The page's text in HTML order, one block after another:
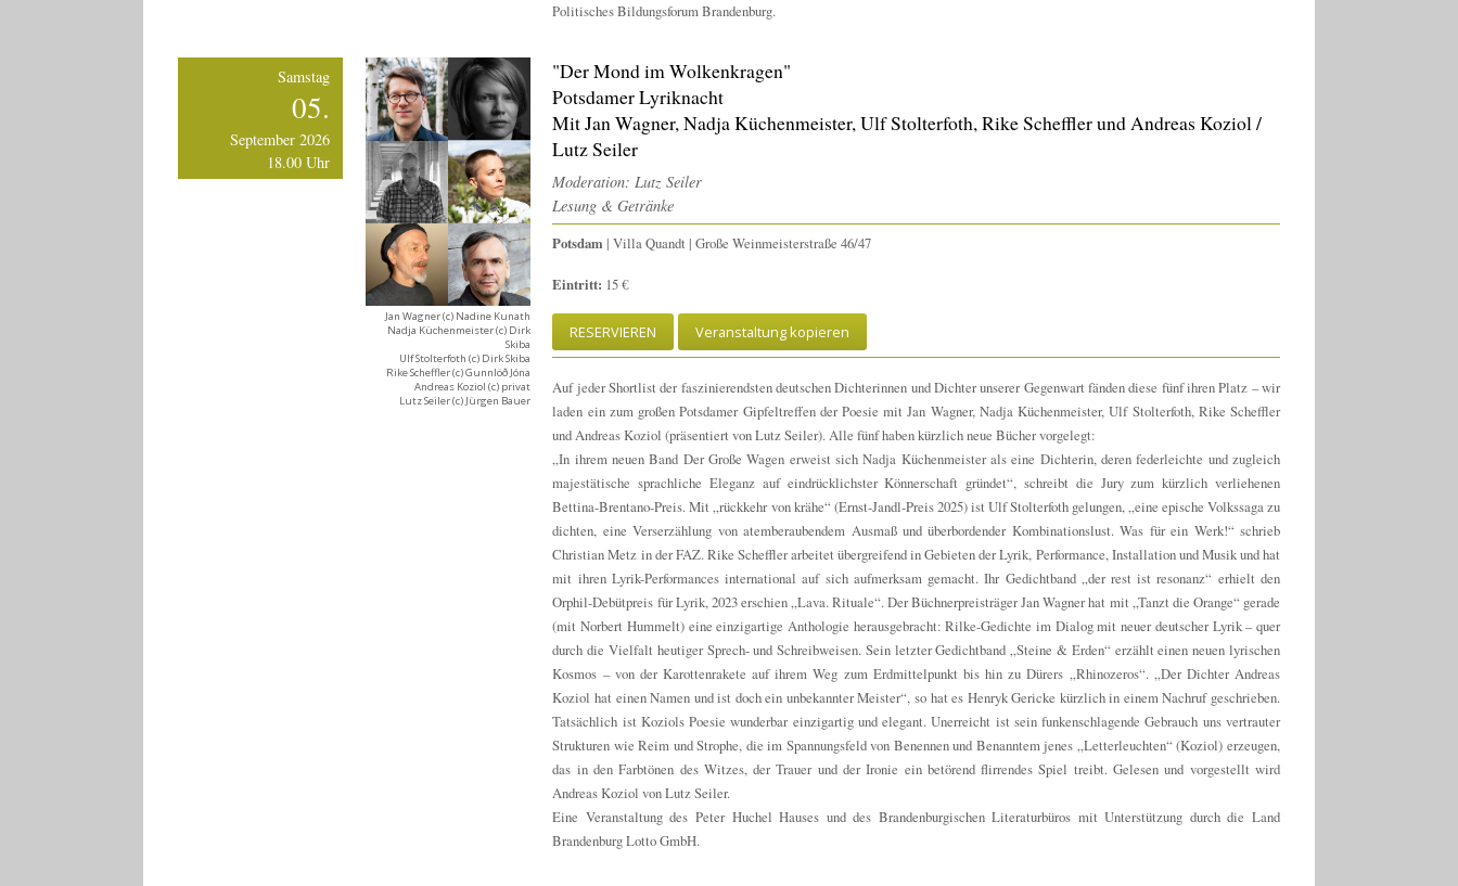
Politisches Bildungsforum Brandenburg.
Samstag
05.
September 2026
18.00 Uhr
Jan Wagner (c) Nadine Kunath
Nadja Küchenmeister (c) Dirk
Skiba
Ulf Stolterfoth (c) Dirk Skiba
Rike Scheffler (c) Gunnlöð Jóna
Andreas Koziol (c) privat
Lutz Seiler (c) Jürgen Bauer
"Der Mond im Wolkenkragen"
Potsdamer Lyriknacht
Mit Jan Wagner, Nadja Küchenmeister, Ulf Stolterfoth, Rike Scheffler und Andreas Koziol /
Lutz Seiler
Moderation: Lutz Seiler
Lesung & Getränke
Potsdam | Villa Quandt | Große Weinmeisterstraße 46/47
Eintritt: 15 €
RESERVIEREN Veranstaltung kopieren
Auf jeder Shortlist der faszinierendsten deutschen Dichterinnen und Dichter unserer Gegenwart fänden diese fünf ihren Platz – wir
laden ein zum großen Potsdamer Gipfeltreffen der Poesie mit Jan Wagner, Nadja Küchenmeister, Ulf Stolterfoth, Rike Scheffler
und Andreas Koziol (präsentiert von Lutz Seiler). Alle fünf haben kürzlich neue Bücher vorgelegt:
„In ihrem neuen Band Der Große Wagen erweist sich Nadja Küchenmeister als eine Dichterin, deren federleichte und zugleich
majestätische sprachliche Eleganz auf eindrücklichster Könnerschaft gründet“, schreibt die Jury zum kürzlich verliehenen
Bettina-Brentano-Preis. Mit „rückkehr von krähe“ (Ernst-Jandl-Preis 2025) ist Ulf Stolterfoth gelungen, „eine epische Volkssaga zu
dichten, eine Verserzählung von atemberaubendem Ausmaß und überbordender Kombinationslust. Was für ein Werk!“ schrieb
Christian Metz in der FAZ. Rike Scheffler arbeitet übergreifend in Gebieten der Lyrik, Performance, Installation und Musik und hat
mit ihren Lyrik-Performances international auf sich aufmerksam gemacht. Ihr Gedichtband „der rest ist resonanz“ erhielt den
Orphil-Debütpreis für Lyrik, 2023 erschien „Lava. Rituale“. Der Büchnerpreisträger Jan Wagner hat mit „Tanzt die Orange“ gerade
(mit Norbert Hummelt) eine einzigartige Anthologie herausgebracht: Rilke-Gedichte im Dialog mit neuer deutscher Lyrik – quer
durch die Vielfalt heutiger Sprech- und Schreibweisen. Sein letzter Gedichtband „Steine & Erden“ erzählt einen neuen lyrischen
Kosmos – von der Karottenrakete auf ihrem Weg zum Erdmittelpunkt bis hin zu Dürers „Rhinozeros“. „Der Dichter Andreas
Koziol hat einen Namen und ist doch ein unbekannter Meister“, so hat es Henryk Gericke kürzlich in einem Nachruf geschrieben.
Tatsächlich ist Koziols Poesie wunderbar einzigartig und elegant. Unerreicht ist sein funkenschlagende Gebrauch uns vertrauter
Strukturen wie Reim und Strophe, die im Spannungsfeld von Benennen und Benanntem jenes „Letterleuchten“ (Koziol) erzeugen,
das in den Farbtönen des Witzes, der Trauer und der Ironie ein betörend flirrendes Spiel treibt. Gelesen und vorgestellt wird
Andreas Koziol von Lutz Seiler.
Eine Veranstaltung des Peter Huchel Hauses und des Brandenburgischen Literaturbüros mit Unterstützung durch die Land
Brandenburg Lotto GmbH.